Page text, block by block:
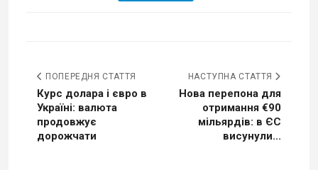
ПОПЕРЕДНЯ СТАТТЯ
Курс долара і євро в
Україні: валюта
продовжує
дорожчати
НАСТУПНА СТАТТЯ
Нова перепона для
отримання €90
мільярдів: в ЄС
висунули...